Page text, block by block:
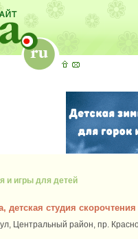
и игры для детей
детская студия скорочтения
Центральный район, пр.